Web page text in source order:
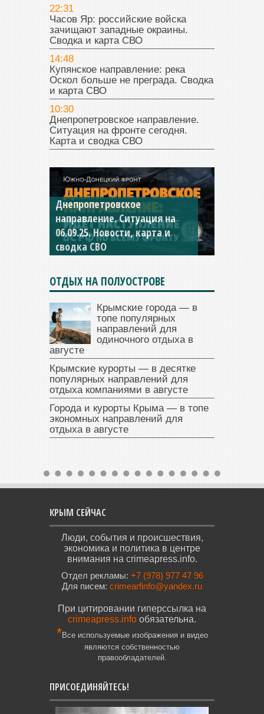
22:31
Часов Яр: российские войска
зачищают западные окраины.
Сводка и карта СВО
14:48
Купянское направление: река
Оскол больше не преграда. Сводка
и карта СВО
10:30
Днепропетровское направление.
Ситуация на фронте сегодня.
Карта и сводка СВО
Константиновское
направление. Ситуация на
04.09.25 Новости, карта и
сводка СВО
ОТДЫХ НА ПОЛУОСТРОВЕ
Крымские города — в
топе популярных
направлений для
одиночного отдыха в
августе
Крымские курорты — в десятке
популярных направлений для
отдыха компаниями в августе
Города и курорты Крыма — в топе
экономных направлений для
отдыха в августе
КРЫМ СЕЙЧАС
Люди, события и происшествия,
экономика и политика в центре
внимания на crimeapress.info.
Отдел рекламы: +7 (978) 977 47 96
Для писем: crimearfinfo@yandex.ru
При цитировании гиперссылка на
crimeapress.info обязательна.
*Все используемые изображения и видео
являются собственностью
правообладателей.
ПРИСОЕДИНЯЙТЕСЬ!